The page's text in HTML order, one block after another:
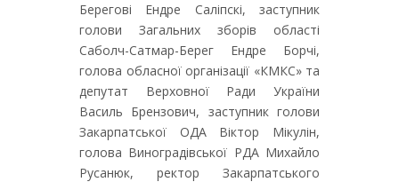
Берегові Ендре Саліпскі, заступник
голови Загальних зборів області
Саболч-Сатмар-Берег Ендре Борчі,
голова обласної організації «КМКС» та
депутат Верховної Ради України
Василь Брензович, заступник голови
Закарпатської ОДА Віктор Мікулін,
голова Виноградівської РДА Михайло
Русанюк, ректор Закарпатського